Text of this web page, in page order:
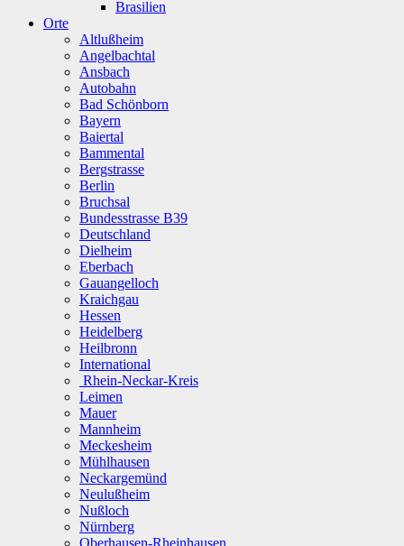
Brasilien
Orte
Altlußheim
Angelbachtal
Ansbach
Autobahn
Bad Schönborn
Bayern
Baiertal
Bammental
Bergstrasse
Berlin
Bruchsal
Bundesstrasse B39
Deutschland
Dielheim
Eberbach
Gauangelloch
Kraichgau
Hessen
Heidelberg
Heilbronn
International
Rhein-Neckar-Kreis
Leimen
Mauer
Mannheim
Meckesheim
Mühlhausen
Neckargemünd
Neulußheim
Nußloch
Nürnberg
Oberhausen-Rheinhausen